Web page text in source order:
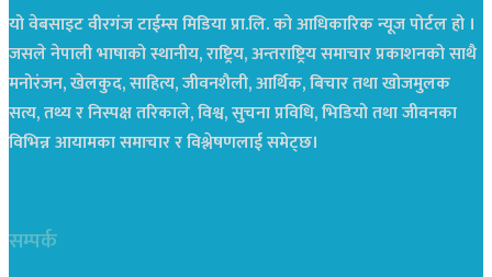
यो वेबसाइट वीरगंज टाईम्स मिडिया प्रा.लि. को आधिकारिक न्यूज पोर्टल हो ।
जसले नेपाली भाषाको स्थानीय, राष्ट्रिय, अन्तराष्ट्रिय समाचार प्रकाशनको साथै
मनोरंजन, खेलकुद, साहित्य, जीवनशैली, आर्थिक, बिचार तथा खोजमुलक
सत्य, तथ्य र निस्पक्ष तरिकाले, विश्व, सुचना प्रविधि, भिडियो तथा जीवनका
विभिन्न आयामका समाचार र विश्लेषणलाई समेट्छ।
सम्पर्क